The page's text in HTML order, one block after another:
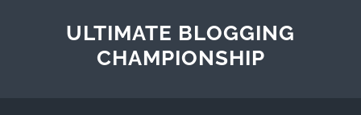
ULTIMATE BLOGGING
CHAMPIONSHIP